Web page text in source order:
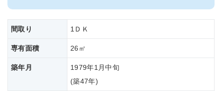
間取り 1ＤＫ
専有面積 26㎡
築年月
1979年1月中旬
(築47年)